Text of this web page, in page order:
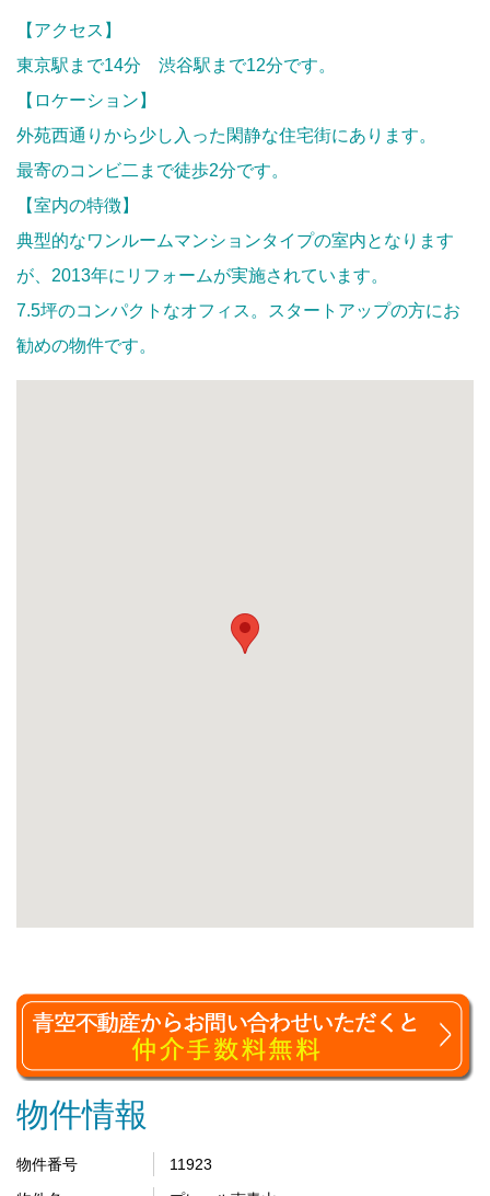
【アクセス】
東京駅まで14分 渋谷駅まで12分です。
【ロケーション】
外苑西通りから少し入った閑静な住宅街にあります。
最寄のコンビ二まで徒歩2分です。
【室内の特徴】
典型的なワンルームマンションタイプの室内となります
が、2013年にリフォームが実施されています。
7.5坪のコンパクトなオフィス。スタートアップの方にお
勧めの物件です。
物件情報
物件番号
11923